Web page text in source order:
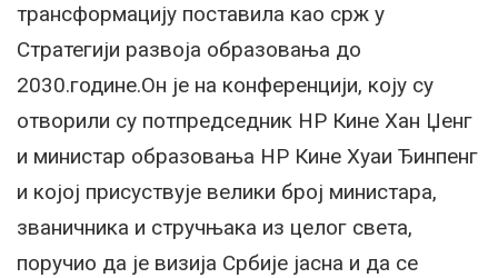
трансформацију поставила као срж у
Стратегији развоја образовања до
2030.године.Он је на конференцији, коју су
отворили су потпредседник НР Кине Хан Џенг
и министар образовања НР Кине Хуаи Ђинпенг
и којој присуствује велики број министара,
званичника и стручњака из целог света,
поручио да је визија Србије јасна и да се